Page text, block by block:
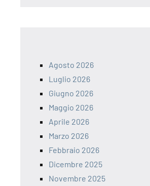
Agosto 2026
Luglio 2026
Giugno 2026
Maggio 2026
Aprile 2026
Marzo 2026
Febbraio 2026
Dicembre 2025
Novembre 2025